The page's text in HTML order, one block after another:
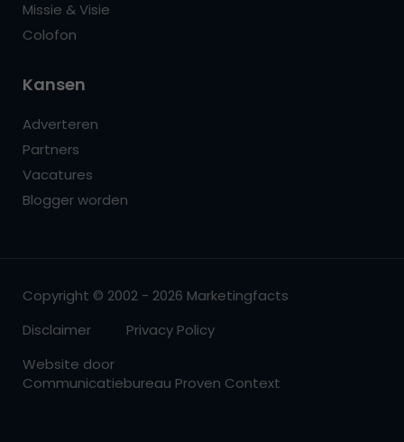
Missie & Visie
Colofon
Kansen
Adverteren
Partners
Vacatures
Blogger worden
Copyright © 2002 - 2026 Marketingfacts
Disclaimer
Privacy Policy
Website door
Communicatiebureau Proven Context